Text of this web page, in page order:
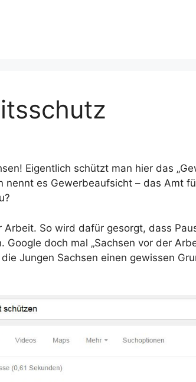
Eigentlich schützt man hier das
nennt es Gewerbeaufsicht – das Amt
Arbeit. So wird dafür gesorgt, dass
Google doch mal „Sachsen vor der
Jungen Sachsen einen gewissen